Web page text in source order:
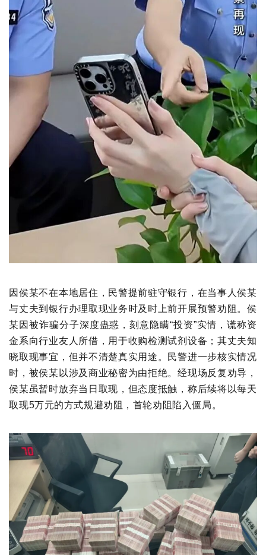
因侯某不在本地居住，民警提前驻守银行，在当事人侯某
与丈夫到银行办理取现业务时及时上前开展预警劝阻。侯
某因被诈骗分子深度蛊惑，刻意隐瞒“投资”实情，谎称资
金系向行业友人所借，用于收购检测试剂设备；其丈夫知
晓取现事宜，但并不清楚真实用途。民警进一步核实情况
时，被侯某以涉及商业秘密为由拒绝。经现场反复劝导，
侯某虽暂时放弃当日取现，但态度抵触，称后续将以每天
取现5万元的方式规避劝阻，首轮劝阻陷入僵局。